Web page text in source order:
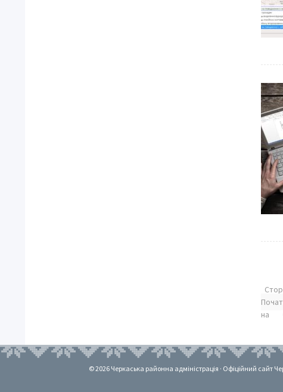
на
© 2026 Черкаська районна адміністрація · Офіційний сайт